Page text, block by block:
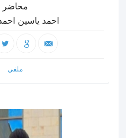
محاضر
احمد ياسين
ملفي